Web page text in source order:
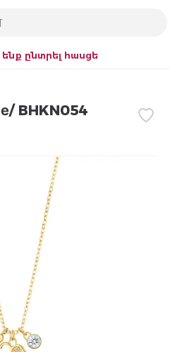
ընտրել հասցե
BHKN054